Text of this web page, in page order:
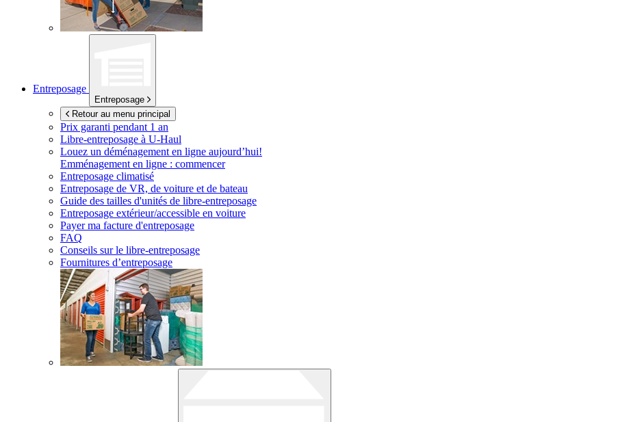
Entreposage
Entreposage
Retour au menu principal
Prix garanti pendant 1 an
Libre-entreposage à U-Haul
Louez un déménagement en ligne aujourd’hui!
Emménagement en ligne : commencer
Entreposage climatisé
Entreposage de VR, de voiture et de bateau
Guide des tailles d'unités de libre-entreposage
Entreposage extérieur/accessible en voiture
Payer ma facture d'entreposage
FAQ
Conseils sur le libre-entreposage
Fournitures d’entreposage